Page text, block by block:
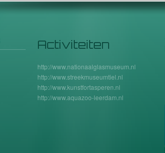
Activiteiten
http://www.nationaalglasmuseum.nl
http://www.streekmuseumtiel.nl
http://www.kunstfortasperen.nl
http://www.aquazoo-leerdam.nl